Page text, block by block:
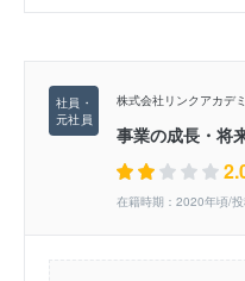
株式会社リンクアカデ
事業の成長・将
在籍時期：2020年頃/